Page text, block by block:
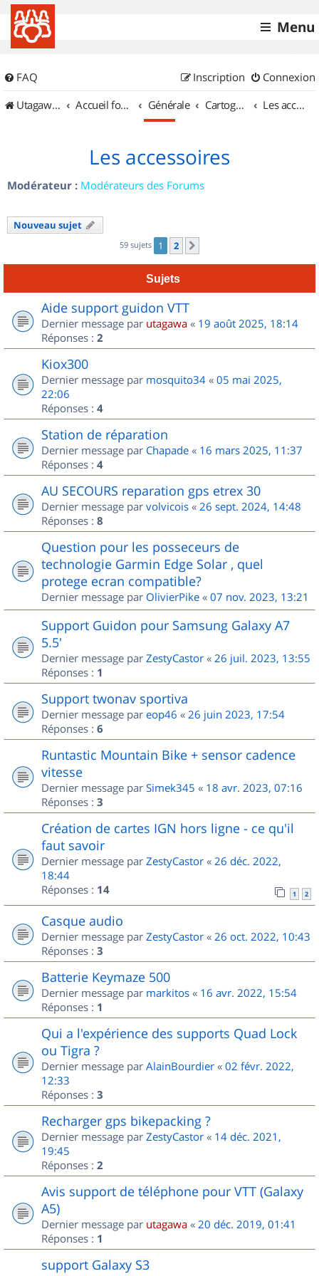
Menu
FAQ Connexion
Inscription
UtagawaVTT (Randos VTT et VTTAE avec traces GPS)
Accueil forum Générale Cartographie et GPS Les accessoires
Les accessoires
Modérateur : Modérateurs des Forums
Nouveau sujet
59 sujets 1 2
Sujets
Aide support guidon VTT
Dernier message par utagawa « 19 août 2025, 18:14
Réponses : 2
Kiox300
Dernier message par mosquito34 « 05 mai 2025,
22:06
Réponses : 4
Station de réparation
Dernier message par Chapade « 16 mars 2025, 11:37
Réponses : 4
AU SECOURS reparation gps etrex 30
Dernier message par volvicois « 26 sept. 2024, 14:48
Réponses : 8
Question pour les posseceurs de
technologie Garmin Edge Solar , quel
protege ecran compatible?
Dernier message par OlivierPike « 07 nov. 2023, 13:21
Support Guidon pour Samsung Galaxy A7
5.5'
Dernier message par ZestyCastor « 26 juil. 2023, 13:55
Réponses : 1
Support twonav sportiva
Dernier message par eop46 « 26 juin 2023, 17:54
Réponses : 6
Runtastic Mountain Bike + sensor cadence
vitesse
Dernier message par Simek345 « 18 avr. 2023, 07:16
Réponses : 3
Création de cartes IGN hors ligne - ce qu'il
faut savoir
Dernier message par ZestyCastor « 26 déc. 2022,
18:44
Réponses : 14 1 2
Casque audio
Dernier message par ZestyCastor « 26 oct. 2022, 10:43
Réponses : 3
Batterie Keymaze 500
Dernier message par markitos « 16 avr. 2022, 15:54
Réponses : 1
Qui a l'expérience des supports Quad Lock
ou Tigra ?
Dernier message par AlainBourdier « 02 févr. 2022,
12:33
Réponses : 3
Recharger gps bikepacking ?
Dernier message par ZestyCastor « 14 déc. 2021,
19:45
Réponses : 2
Avis support de téléphone pour VTT (Galaxy
A5)
Dernier message par utagawa « 20 déc. 2019, 01:41
Réponses : 1
support Galaxy S3